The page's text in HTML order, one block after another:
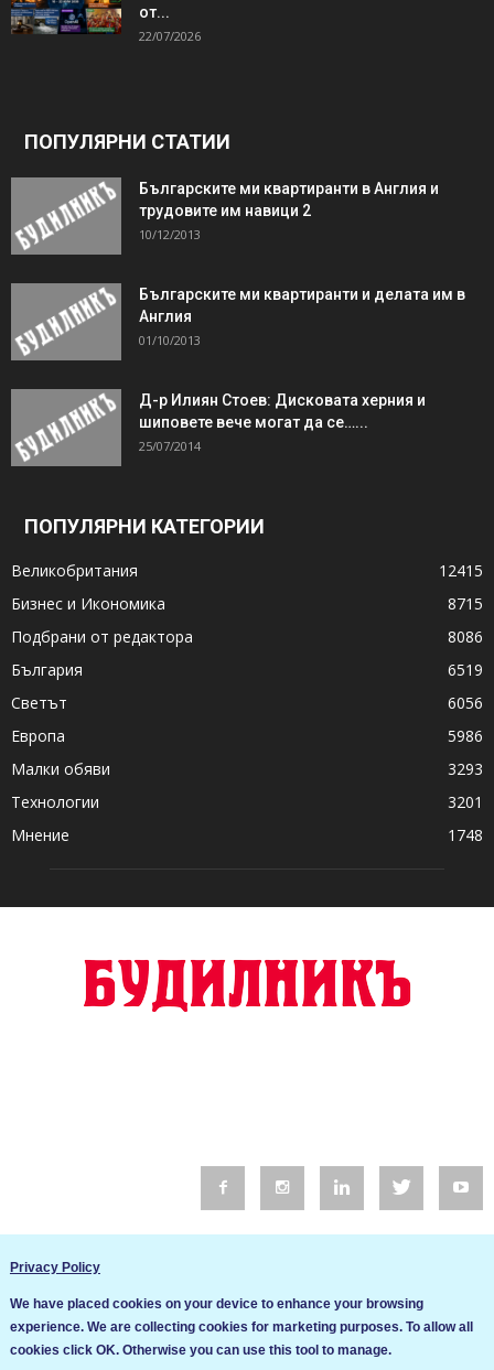
от...
22/07/2026
ПОПУЛЯРНИ СТАТИИ
Българските ми квартиранти в Англия и
трудовите им навици 2
10/12/2013
Българските ми квартиранти и делата им в
Англия
01/10/2013
Д-р Илиян Стоев: Дисковата херния и
шиповете вече могат да се…...
25/07/2014
ПОПУЛЯРНИ КАТЕГОРИИ
Великобритания
12415
Бизнес и Икономика
8715
Подбрани от редактора
8086
България
6519
Светът
6056
Европа
5986
Малки обяви
3293
Технологии
3201
Мнение
1748
Общи условия
Privacy Policy
We have placed cookies on your device to enhance your browsing
experience. We are collecting cookies for marketing purposes. To allow all
cookies click OK. Otherwise you can use this tool to manage.
Ние използваме бисквитки за да подобрим услугите си. Ако
продължите да посещавате този сайт, ние приемаме, че се